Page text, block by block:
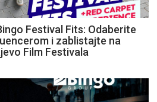
Festival Fits: Odaberite
i zablistajte na
Film Festivala